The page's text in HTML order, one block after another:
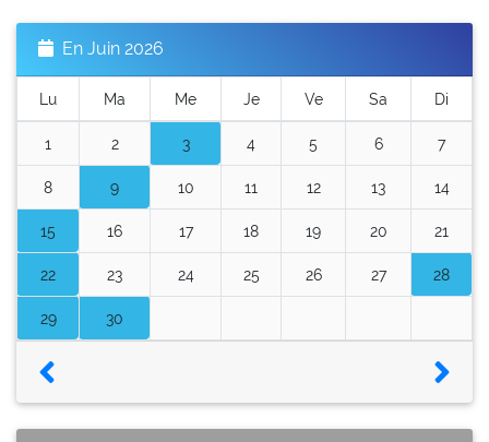
En Juin 2026
Lu Ma Me Je Ve Sa Di
1 2 3 4 5 6 7
8 9 10 11 12 13 14
15 16 17 18 19 20 21
22 23 24 25 26 27 28
29 30